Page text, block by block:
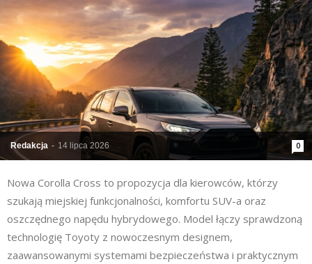
Redakcja - 14 lipca 2026 0
Nowa Corolla Cross to propozycja dla kierowców, którzy
szukają miejskiej funkcjonalności, komfortu SUV-a oraz
oszczędnego napędu hybrydowego. Model łączy sprawdzoną
technologię Toyoty z nowoczesnym designem,
zaawansowanymi systemami bezpieczeństwa i praktycznym